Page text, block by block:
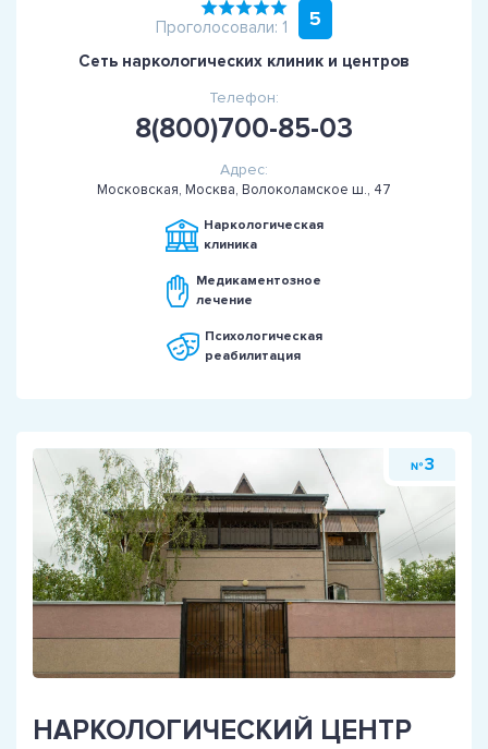
Проголосовали: 1 5
Сеть наркологических клиник и центров
Телефон:
8(800)700-85-03
Адрес:
Московская, Москва, Волоколамское ш., 47
Наркологическая
клиника
Медикаментозное
лечение
Психологическая
реабилитация
№ 3
НАРКОЛОГИЧЕСКИЙ ЦЕНТР